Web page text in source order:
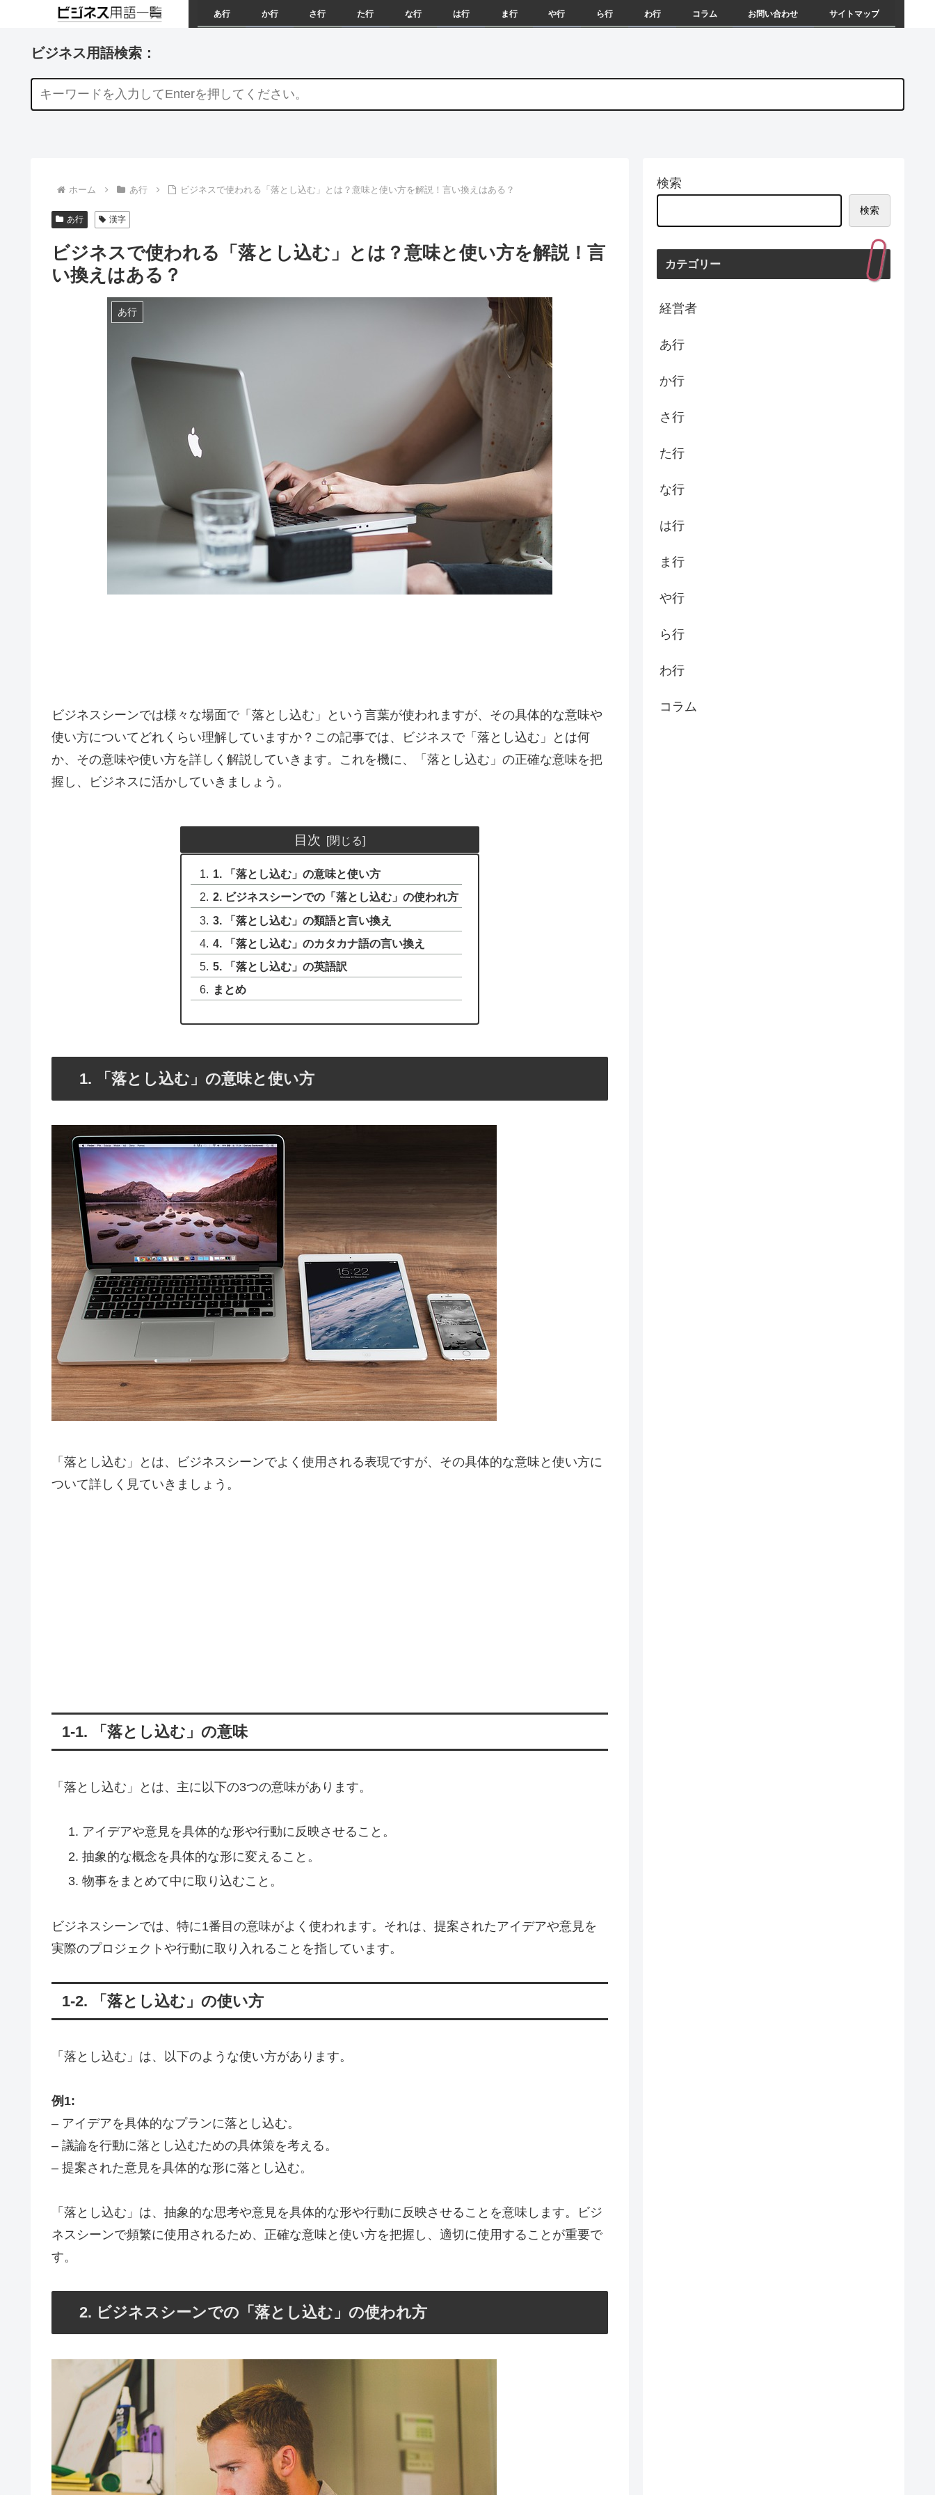
あ行 か行 さ行 た行 な行 は行 ま行 や行 ら行 わ行 コラム お問い合わせ サイトマップ
ビジネス用語検索：
ホーム あ行 ビジネスで使われる「落とし込む」とは？意味と使い方を解説！言い換えはある？
あ行 漢字
ビジネスで使われる「落とし込む」とは？意味と使い方を解説！言
い換えはある？
あ行
ビジネスシーンでは様々な場面で「落とし込む」という言葉が使われますが、その具体的な意味や
使い方についてどれくらい理解していますか？この記事では、ビジネスで「落とし込む」とは何
か、その意味や使い方を詳しく解説していきます。これを機に、「落とし込む」の正確な意味を把
握し、ビジネスに活かしていきましょう。
目次
1. 「落とし込む」の意味と使い方
2. ビジネスシーンでの「落とし込む」の使われ方
3. 「落とし込む」の類語と言い換え
4. 「落とし込む」のカタカナ語の言い換え
5. 「落とし込む」の英語訳
まとめ
1. 「落とし込む」の意味と使い方
「落とし込む」とは、ビジネスシーンでよく使用される表現ですが、その具体的な意味と使い方に
ついて詳しく見ていきましょう。
1-1. 「落とし込む」の意味
「落とし込む」とは、主に以下の3つの意味があります。
アイデアや意見を具体的な形や行動に反映させること。
抽象的な概念を具体的な形に変えること。
物事をまとめて中に取り込むこと。
ビジネスシーンでは、特に1番目の意味がよく使われます。それは、提案されたアイデアや意見を
実際のプロジェクトや行動に取り入れることを指しています。
1-2. 「落とし込む」の使い方
「落とし込む」は、以下のような使い方があります。
例1:
– アイデアを具体的なプランに落とし込む。
– 議論を行動に落とし込むための具体策を考える。
– 提案された意見を具体的な形に落とし込む。
「落とし込む」は、抽象的な思考や意見を具体的な形や行動に反映させることを意味します。ビジ
ネスシーンで頻繁に使用されるため、正確な意味と使い方を把握し、適切に使用することが重要で
す。
2. ビジネスシーンでの「落とし込む」の使われ方
検索
検索
カテゴリー
経営者
あ行
か行
さ行
た行
な行
は行
ま行
や行
ら行
わ行
コラム